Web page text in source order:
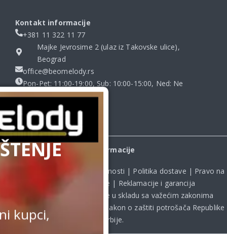
Kontakt informacije
+381 11 322 11 77
Majke Jevrosime 2 (ulaz iz Takovske ulice),
Beograd
office@beomelody.rs
Pon-Pet: 11:00-19:00, Sub: 10:00-15:00, Ned: Ne
radimo
Kupovina na sajtu obavlja se u skladu sa važećim zakonima
Republike Srbije, uključujući **
Zakon o zaštiti potrošača Republike
Srbije.
Informacije
Politika privatnosti | Politika dostave | Pravo na
odustanak od kupovine | Reklamacije i garancija
kupci,